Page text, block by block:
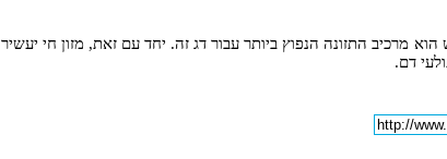
מרכיב התזונה הנפוץ ביותר עבור דג זה. יחד עם זאת, מזון חי יעשיר
דם.